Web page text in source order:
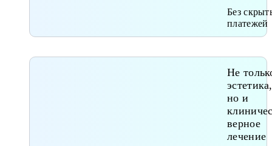
Без
платежей
Не
эстетика,
но и
верное
лечение